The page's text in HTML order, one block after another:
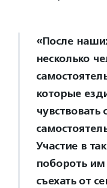
«После
несколько
которые
чувствовать
Участие в
побороть им
съехать от